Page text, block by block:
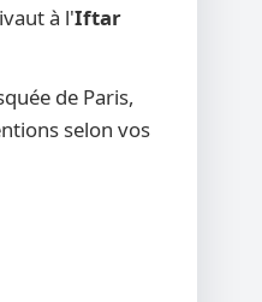
à l'Iftar
de Paris,
selon vos